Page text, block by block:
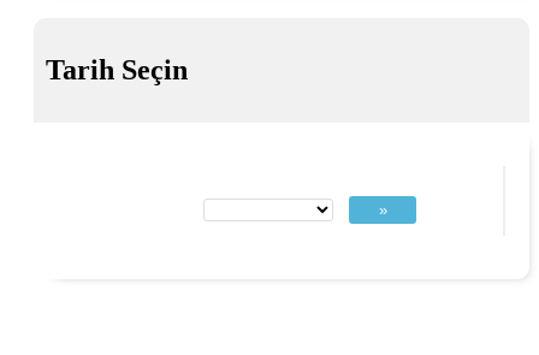
Tarih Seçin
»